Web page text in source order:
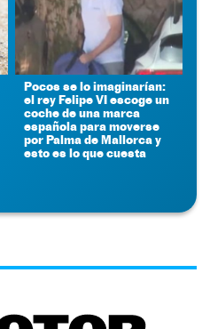
Pocos se lo imaginarían:
el rey Felipe VI escoge un
coche de una marca
española para moverse
por Palma de Mallorca y
esto es lo que cuesta